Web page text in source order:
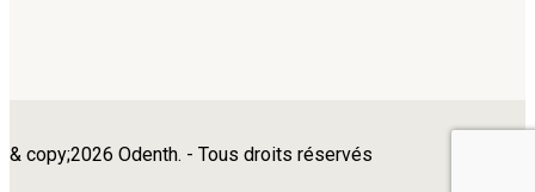
& copy;2026 Odenth. - Tous droits réservés